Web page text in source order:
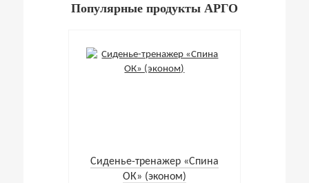
Популярные продукты АРГО
Cиденье-тренажер «Спина
ОК» (эконом)